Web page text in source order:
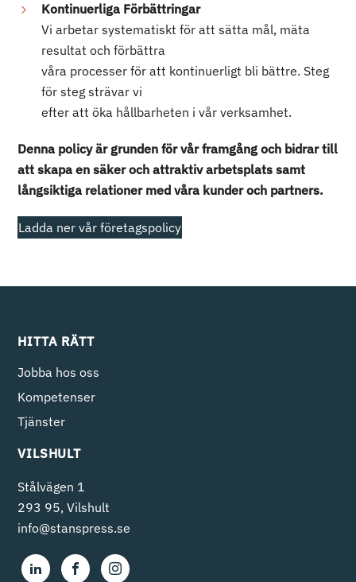
Kontinuerliga Förbättringar
Vi arbetar systematiskt för att sätta mål, mäta
resultat och förbättra
våra processer för att kontinuerligt bli bättre. Steg
för steg strävar vi
efter att öka hållbarheten i vår verksamhet.
Denna policy är grunden för vår framgång och bidrar till
att skapa en säker och attraktiv arbetsplats samt
långsiktiga relationer med våra kunder och partners.
Ladda ner vår företagspolicy
HITTA RÄTT
Jobba hos oss
Kompetenser
Tjänster
VILSHULT
Stålvägen 1
293 95, Vilshult
info@stanspress.se